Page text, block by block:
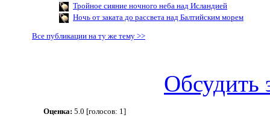
Тройное сияние ночного неба над Исландией
Ночь от заката до рассвета над Балтийским морем
Все публикации на ту же тему >>
Обсудить
Оценка: 5.0 [голосов: 1]